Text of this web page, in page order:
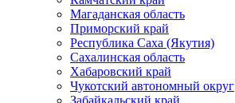
Магаданская область
Приморский край
Республика Саха (Якутия)
Сахалинская область
Хабаровский край
Чукотский автономный округ
Забайкальский край